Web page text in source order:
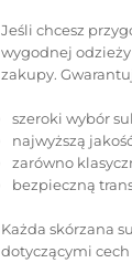
Jeśli chcesz
wygodnej
zakupy.
szeroki wybór
najwyższą
zarówno
bezpieczną
Każda skórzana
dotyczącymi